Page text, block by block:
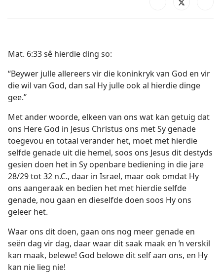
Mat. 6:33 sê hierdie ding so:
“Beywer julle allereers vir die koninkryk van God en vir
die wil van God, dan sal Hy julle ook al hierdie dinge
gee.”
Met ander woorde, elkeen van ons wat kan getuig dat
ons Here God in Jesus Christus ons met Sy genade
toegevou en totaal verander het, moet met hierdie
selfde genade uit die hemel, soos ons Jesus dit destyds
gesien doen het in Sy openbare bediening in die jare
28/29 tot 32 n.C., daar in Israel, maar ook omdat Hy
ons aangeraak en bedien het met hierdie selfde
genade, nou gaan en dieselfde doen soos Hy ons
geleer het.
Waar ons dit doen, gaan ons nog meer genade en
seën dag vir dag, daar waar dit saak maak en ŉ verskil
kan maak, belewe! God belowe dit self aan ons, en Hy
kan nie lieg nie!